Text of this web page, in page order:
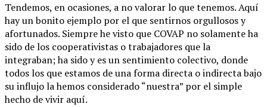
Tendemos, en ocasiones, a no valorar lo que tenemos. Aquí
hay un bonito ejemplo por el que sentirnos orgullosos y
afortunados. Siempre he visto que COVAP no solamente ha
sido de los cooperativistas o trabajadores que la
integraban; ha sido y es un sentimiento colectivo, donde
todos los que estamos de una forma directa o indirecta bajo
su influjo la hemos considerado “nuestra” por el simple
hecho de vivir aquí.